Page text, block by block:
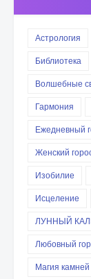
Астрология
Библиотека
Волшебные
Гармония
Ежедневный
Женский
Изобилие
Исцеление
ЛУННЫЙ
Любовный
Магия камней